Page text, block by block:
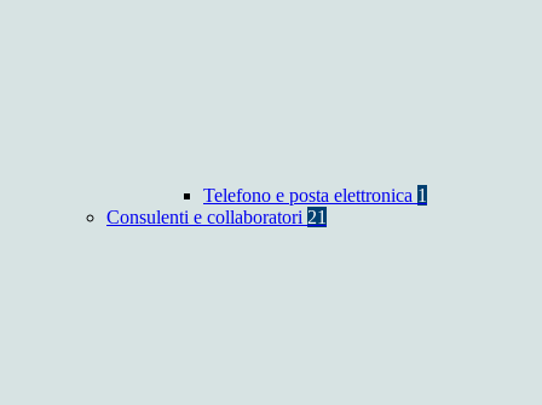
Telefono e posta elettronica 1
Consulenti e collaboratori 21